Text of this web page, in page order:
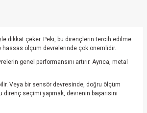
dikkat çeker. Peki, bu dirençlerin tercih edilme
hassas ölçüm devrelerinde çok önemlidir.
genel performansını artırır. Ayrıca, metal
Veya bir sensör devresinde, doğru ölçüm
seçimi yapmak, devrenin başarısını